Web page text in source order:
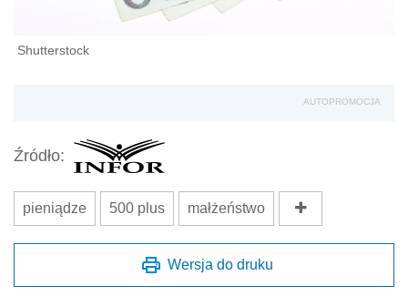
Shutterstock
AUTOPROMOCJA
Źródło:
pieniądze 500 plus małżeństwo
Wersja do druku